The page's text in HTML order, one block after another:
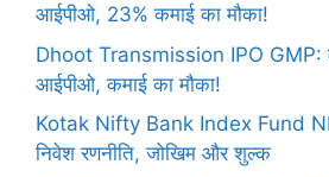
आईपीओ, 23% कमाई का मौका!
Dhoot Transmission IPO GMP:
आईपीओ, कमाई का मौका!
Kotak Nifty Bank Index Fund
निवेश रणनीति, जोखिम और शुल्क